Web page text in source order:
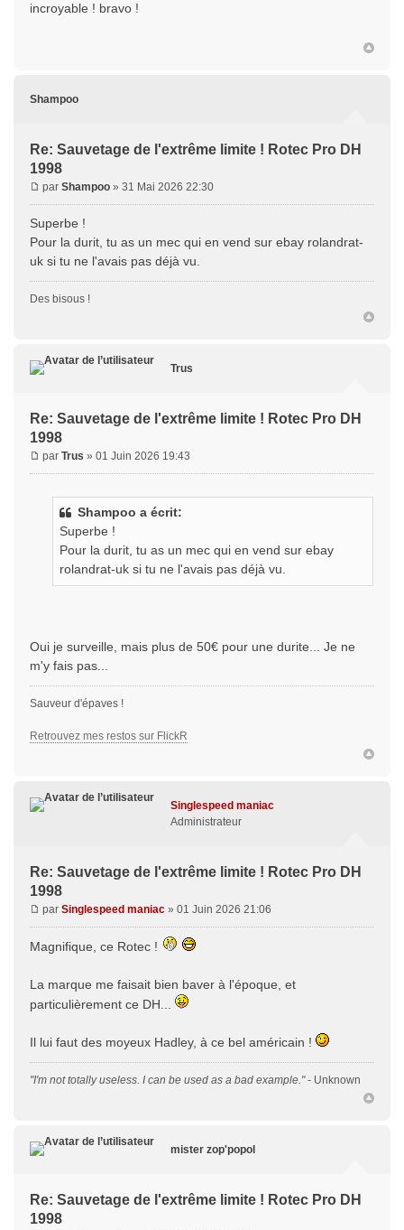
incroyable ! bravo !
Shampoo
Re: Sauvetage de l'extrême limite ! Rotec Pro DH
1998
par Shampoo » 31 Mai 2026 22:30
Superbe !
Pour la durit, tu as un mec qui en vend sur ebay rolandrat-
uk si tu ne l'avais pas déjà vu.
Des bisous !
Trus
Re: Sauvetage de l'extrême limite ! Rotec Pro DH
1998
par Trus » 01 Juin 2026 19:43
Shampoo a écrit:
Superbe !
Pour la durit, tu as un mec qui en vend sur ebay
rolandrat-uk si tu ne l'avais pas déjà vu.
Oui je surveille, mais plus de 50€ pour une durite... Je ne
m'y fais pas...
Sauveur d'épaves !
Retrouvez mes restos sur FlickR
Singlespeed maniac
Administrateur
Re: Sauvetage de l'extrême limite ! Rotec Pro DH
1998
par Singlespeed maniac » 01 Juin 2026 21:06
Magnifique, ce Rotec !
La marque me faisait bien baver à l'époque, et
particulièrement ce DH...
Il lui faut des moyeux Hadley, à ce bel américain !
"I'm not totally useless. I can be used as a bad example."- Unknown
mister zop'popol
Re: Sauvetage de l'extrême limite ! Rotec Pro DH
1998